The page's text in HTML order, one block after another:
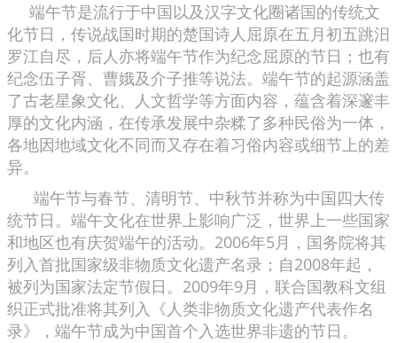
端午节是流行于中国以及汉字文化圈诸国的传统文
化节日，传说战国时期的楚国诗人屈原在五月初五跳汨
罗江自尽，后人亦将端午节作为纪念屈原的节日；也有
纪念伍子胥、曹娥及介子推等说法。端午节的起源涵盖
了古老星象文化、人文哲学等方面内容，蕴含着深邃丰
厚的文化内涵，在传承发展中杂糅了多种民俗为一体，
各地因地域文化不同而又存在着习俗内容或细节上的差
异。
端午节与春节、清明节、中秋节并称为中国四大传
统节日。端午文化在世界上影响广泛，世界上一些国家
和地区也有庆贺端午的活动。2006年5月，国务院将其
列入首批国家级非物质文化遗产名录；自2008年起，
被列为国家法定节假日。2009年9月，联合国教科文组
织正式批准将其列入《人类非物质文化遗产代表作名
录》，端午节成为中国首个入选世界非遗的节日。